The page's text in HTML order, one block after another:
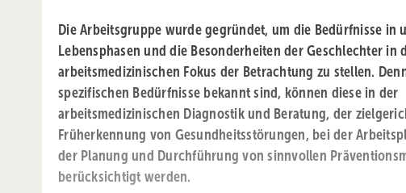
Die Arbeitsgruppe wurde gegründet, um die Bedürfnisse in
Lebensphasen und die Besonderheiten der Geschlechter in
arbeitsmedizinischen Fokus der Betrachtung zu stellen.
spezifischen Bedürfnisse bekannt sind, können diese in der
arbeitsmedizinischen Diagnostik und Beratung, der
Früherkennung von Gesundheitsstörungen, bei der
der Planung und Durchführung von sinnvollen
berücksichtigt werden.